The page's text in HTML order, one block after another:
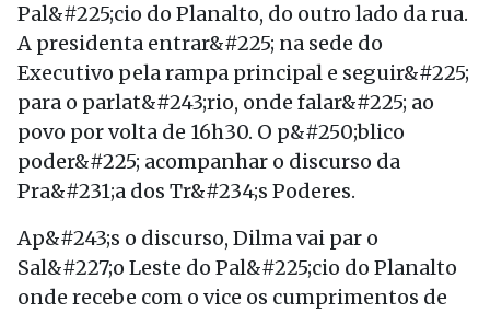
Pal&#225;cio do Planalto, do outro lado da rua.
A presidenta entrar&#225; na sede do
Executivo pela rampa principal e seguir&#225;
para o parlat&#243;rio, onde falar&#225; ao
povo por volta de 16h30. O p&#250;blico
poder&#225; acompanhar o discurso da
Pra&#231;a dos Tr&#234;s Poderes.
Ap&#243;s o discurso, Dilma vai par o
Sal&#227;o Leste do Pal&#225;cio do Planalto
onde recebe com o vice os cumprimentos de